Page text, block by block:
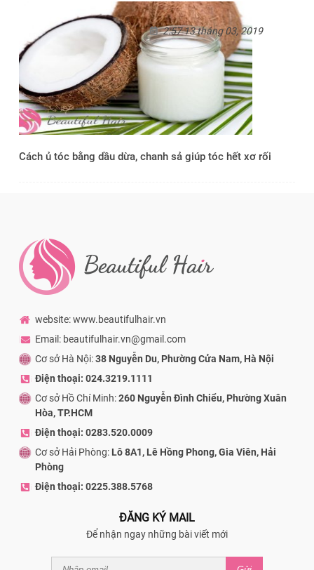
Cách ủ tóc bằng dầu dừa, chanh sả giúp tóc hết xơ rối
2:57 13 tháng 03, 2019
website: www.beautifulhair.vn
Email: beautifulhair.vn@gmail.com
Cơ sở Hà Nội:38 Nguyễn Du, Phường Cửa Nam, Hà Nội
Điện thoại: 024.3219.1111
Cơ sở Hồ Chí Minh:260 Nguyễn Đình Chiểu, Phường Xuân
Hòa, TP.HCM
Điện thoại: 0283.520.0009
Cơ sở Hải Phòng: Lô 8A1, Lê Hồng Phong, Gia Viên, Hải
Phòng
Điện thoại: 0225.388.5768
ĐĂNG KÝ MAIL
Để nhận ngay những bài viết mới